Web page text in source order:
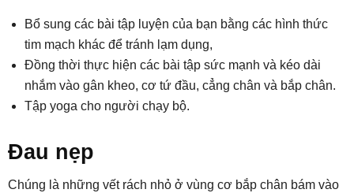
Bổ sung các bài tập luyện của bạn bằng các hình thức
tim mạch khác để tránh lạm dụng,
Đồng thời thực hiện các bài tập sức mạnh và kéo dài
nhắm vào gân kheo, cơ tứ đầu, cẳng chân và bắp chân.
Tập yoga cho người chạy bộ.
Đau nẹp
Chúng là những vết rách nhỏ ở vùng cơ bắp chân bám vào